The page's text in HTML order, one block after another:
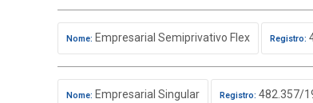
Nome: Empresarial Semiprivativo Flex Registro:
Nome: Empresarial Singular Registro: 482.357/